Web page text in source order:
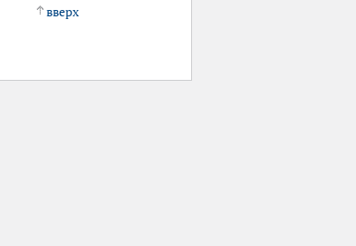
вверх